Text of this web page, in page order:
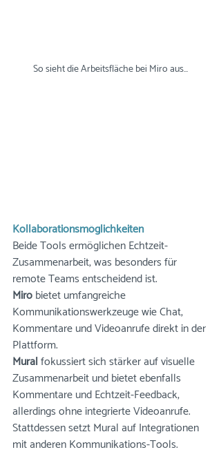
So sieht die Arbeitsfläche bei Miro aus...
Kollaborationsmöglichkeiten
Beide Tools ermöglichen Echtzeit-
Zusammenarbeit, was besonders für
remote Teams entscheidend ist.
Miro bietet umfangreiche
Kommunikationswerkzeuge wie Chat,
Kommentare und Videoanrufe direkt in der
Plattform.
Mural fokussiert sich stärker auf visuelle
Zusammenarbeit und bietet ebenfalls
Kommentare und Echtzeit-Feedback,
allerdings ohne integrierte Videoanrufe.
Stattdessen setzt Mural auf Integrationen
mit anderen Kommunikations-Tools.